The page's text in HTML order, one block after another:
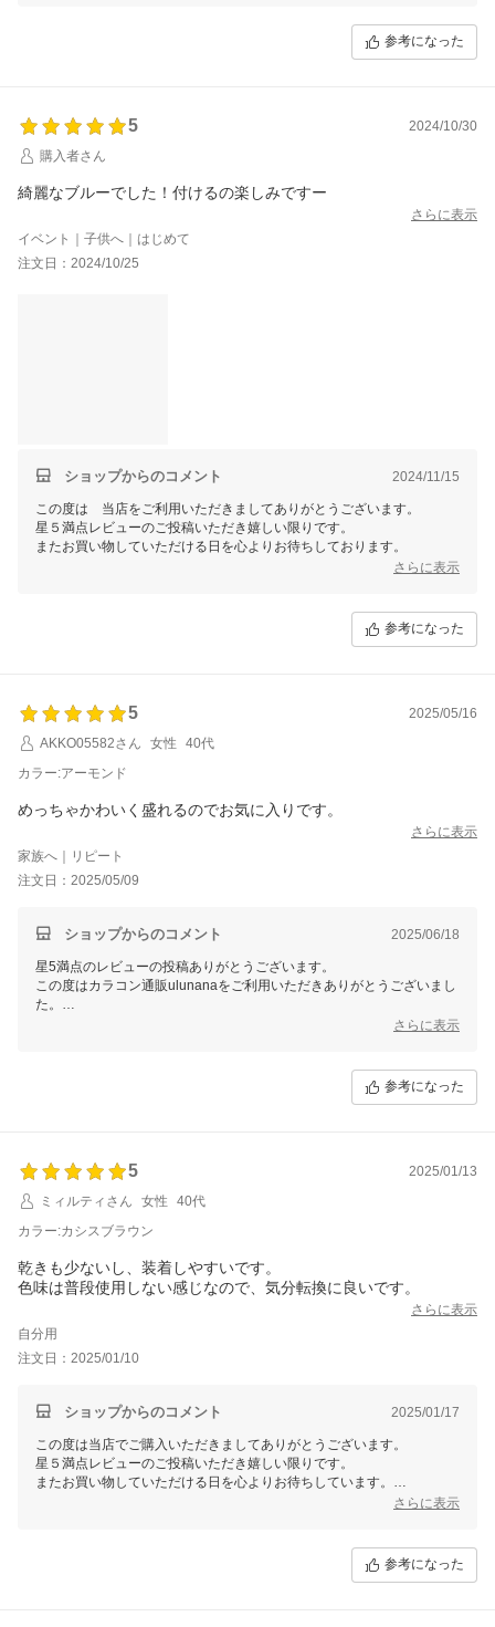
これからもお客様の期待に応えられるよう、努力してまいりますので、
参考になった
5
2024/10/30
購入者さん
綺麗なブルーでした！付けるの楽しみですー
さらに表示
イベント｜子供へ｜はじめて
注文日：2024/10/25
ショップからのコメント 2024/11/15
この度は 当店をご利用いただきましてありがとうございます。
星５満点レビューのご投稿いただき嬉しい限りです。
またお買い物していただける日を心よりお待ちしております。
さらに表示
参考になった
5
2025/05/16
AKKO05582さん
女性
40代
カラー:アーモンド
めっちゃかわいく盛れるのでお気に入りです。
さらに表示
家族へ｜リピート
注文日：2025/05/09
ショップからのコメント 2025/06/18
星5満点のレビューの投稿ありがとうございます。
この度はカラコン通販ulunanaをご利用いただきありがとうございまし
た。
さらに表示
参考になった
5
2025/01/13
ミィルティさん
女性
40代
カラー:カシスブラウン
乾きも少ないし、装着しやすいです。
色味は普段使用しない感じなので、気分転換に良いです。
さらに表示
自分用
注文日：2025/01/10
ショップからのコメント 2025/01/17
この度は当店でご購入いただきましてありがとうございます。
星５満点レビューのご投稿いただき嬉しい限りです。
またお買い物していただける日を心よりお待ちしています。
さらに表示
参考になった